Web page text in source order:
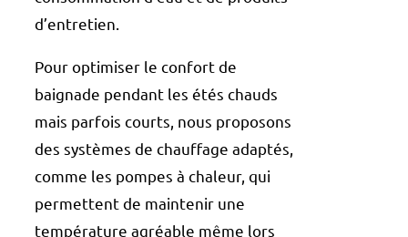
d’entretien.
Pour optimiser le confort de
baignade pendant les étés chauds
mais parfois courts, nous proposons
des systèmes de chauffage adaptés,
comme les pompes à chaleur, qui
permettent de maintenir une
température agréable même lors